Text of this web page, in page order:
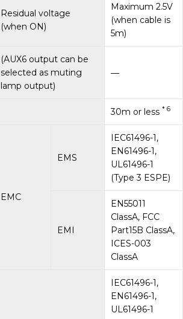
Residual voltage
(when ON)
Maximum 2.5V
(when cable is
5m)
(AUX6 output can be
selected as muting
lamp output)
―
30m or less * 6
EMC
EMS
IEC61496-1,
EN61496-1,
UL61496-1
(Type 3 ESPE)
EMI
EN55011
ClassA, FCC
Part15B ClassA,
ICES-003
ClassA
IEC61496-1,
EN61496-1,
UL61496-1